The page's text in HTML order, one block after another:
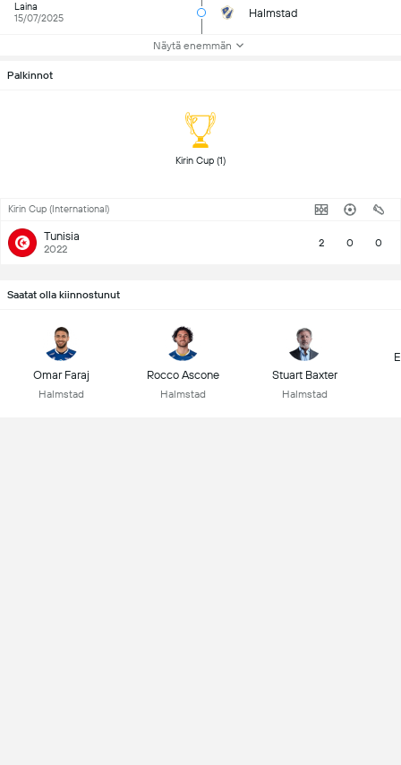
Laina
15/07/2025
Halmstad
Näytä enemmän
Palkinnot
Kirin Cup (International)
Tunisia
2022 2 0 0
Saatat olla kiinnostunut
Omar Faraj
Halmstad
Rocco Ascone
Halmstad
Stuart Baxter
Halmstad